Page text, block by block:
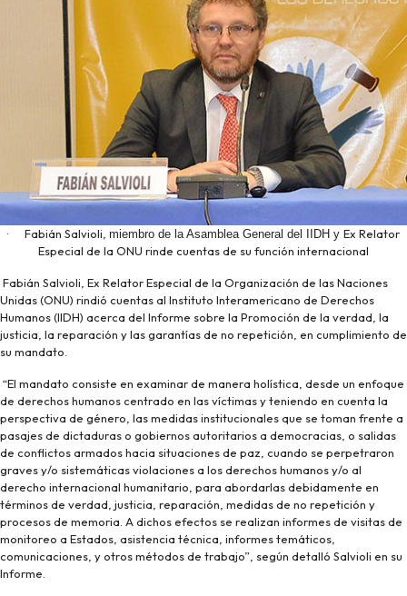
· Fabián Salvioli, miembro de la Asamblea General del IIDH y Ex Relator
Especial de la ONU rinde cuentas de su función internacional
Fabián Salvioli, Ex Relator Especial de la Organización de las Naciones
Unidas (ONU) rindió cuentas al Instituto Interamericano de Derechos
Humanos (IIDH) acerca del Informe sobre la Promoción de la verdad, la
justicia, la reparación y las garantías de no repetición, en cumplimiento de
su mandato.
“El mandato consiste en examinar de manera holística, desde un enfoque
de derechos humanos centrado en las víctimas y teniendo en cuenta la
perspectiva de género, las medidas institucionales que se toman frente a
pasajes de dictaduras o gobiernos autoritarios a democracias, o salidas
de conflictos armados hacia situaciones de paz, cuando se perpetraron
graves y/o sistemáticas violaciones a los derechos humanos y/o al
derecho internacional humanitario, para abordarlas debidamente en
términos de verdad, justicia, reparación, medidas de no repetición y
procesos de memoria. A dichos efectos se realizan informes de visitas de
monitoreo a Estados, asistencia técnica, informes temáticos,
comunicaciones, y otros métodos de trabajo”, según detalló Salvioli en su
Informe.